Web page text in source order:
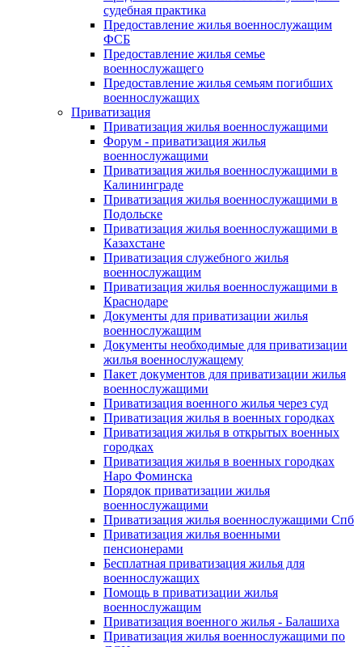
судебная практика
Предоставление жилья военнослужащим
ФСБ
Предоставление жилья семье
военнослужащего
Предоставление жилья семьям погибших
военнослужащих
Приватизация
Приватизация жилья военнослужащими
Форум - приватизация жилья
военнослужащими
Приватизация жилья военнослужащими в
Калининграде
Приватизация жилья военнослужащими в
Подольске
Приватизация жилья военнослужащими в
Казахстане
Приватизация служебного жилья
военнослужащим
Приватизация жилья военнослужащими в
Краснодаре
Документы для приватизации жилья
военнослужащим
Документы необходимые для приватизации
жилья военнослужащему
Пакет документов для приватизации жилья
военнослужащими
Приватизация военного жилья через суд
Приватизация жилья в военных городках
Приватизация жилья в открытых военных
городках
Приватизация жилья в военных городках
Наро Фоминска
Порядок приватизации жилья
военнослужащими
Приватизация жилья военнослужащими Спб
Приватизация жилья военными
пенсионерами
Бесплатная приватизация жилья для
военнослужащих
Помощь в приватизации жилья
военнослужащим
Приватизация военного жилья - Балашиха
Приватизация жилья военнослужащими по